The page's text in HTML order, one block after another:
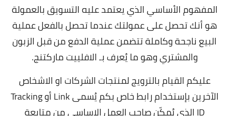
المفهوم الأساسي الذي يعتمد عليه التسويق بالعمولة
هو أنك تحصل على عمولتك عندما تحصل بالفعل عملية
البيع ناجحة وكاملة تتضمن عملية الدفع من قبل الزبون
والمشتري وهو ما يُعرف بـ الافلييت ماركتنج.
عليكم القيام بالترويج لمنتجات الشركات او الاشخاص
الآخرين بإستخدام رابط خاص بكم يُسمى Link أو Tracking
ID الذي يُمكّن صاحب العمل الاساسي من متابعة